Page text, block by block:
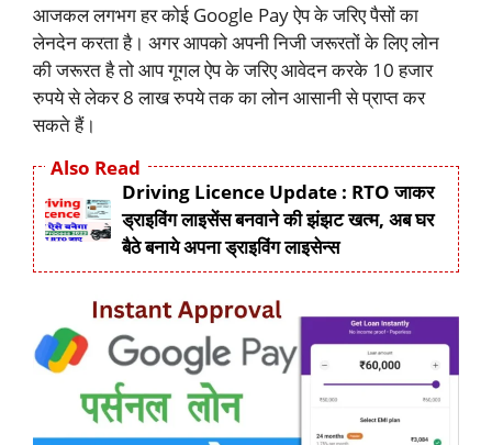
आजकल लगभग हर कोई Google Pay ऐप के जरिए पैसों का
लेनदेन करता है। अगर आपको अपनी निजी जरूरतों के लिए लोन
की जरूरत है तो आप गूगल ऐप के जरिए आवेदन करके 10 हजार
रुपये से लेकर 8 लाख रुपये तक का लोन आसानी से प्राप्त कर
सकते हैं।
Also Read
Driving Licence Update : RTO जाकर
ड्राइविंग लाइसेंस बनवाने की झंझट खत्म, अब घर
बैठे बनाये अपना ड्राइविंग लाइसेन्स